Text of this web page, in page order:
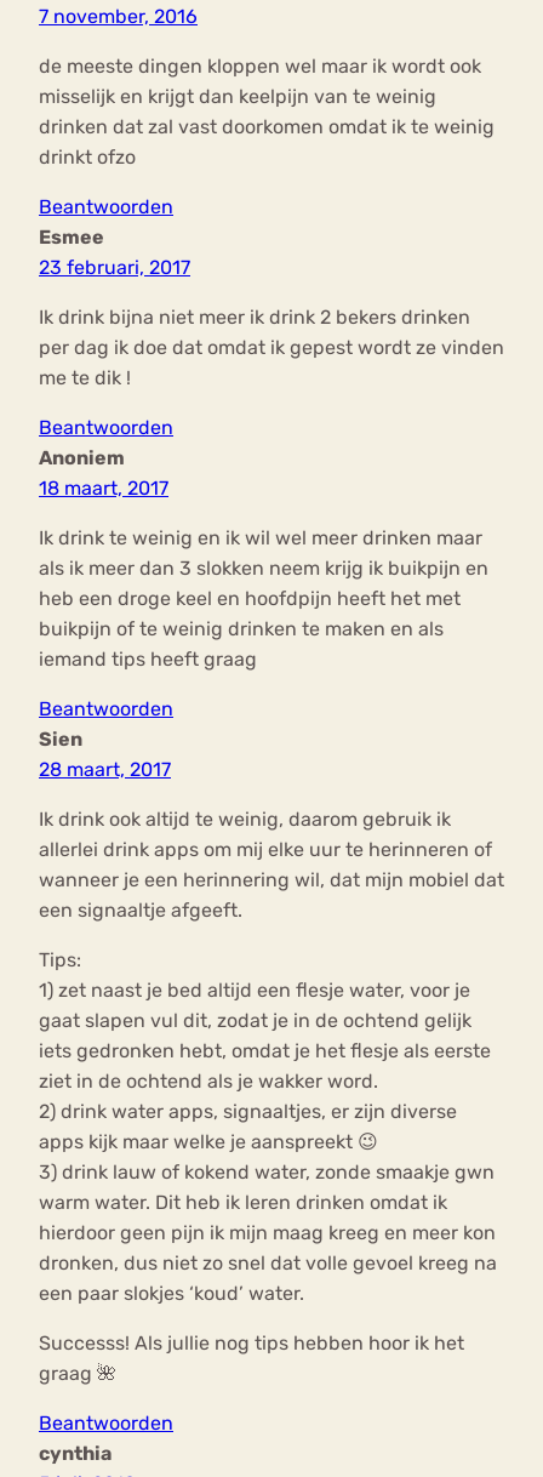
7 november, 2016
de meeste dingen kloppen wel maar ik wordt ook
misselijk en krijgt dan keelpijn van te weinig
drinken dat zal vast doorkomen omdat ik te weinig
drinkt ofzo
Beantwoorden
Esmee
23 februari, 2017
Ik drink bijna niet meer ik drink 2 bekers drinken
per dag ik doe dat omdat ik gepest wordt ze vinden
me te dik !
Beantwoorden
Anoniem
18 maart, 2017
Ik drink te weinig en ik wil wel meer drinken maar
als ik meer dan 3 slokken neem krijg ik buikpijn en
heb een droge keel en hoofdpijn heeft het met
buikpijn of te weinig drinken te maken en als
iemand tips heeft graag
Beantwoorden
Sien
28 maart, 2017
Ik drink ook altijd te weinig, daarom gebruik ik
allerlei drink apps om mij elke uur te herinneren of
wanneer je een herinnering wil, dat mijn mobiel dat
een signaaltje afgeeft.
Tips:
1) zet naast je bed altijd een flesje water, voor je
gaat slapen vul dit, zodat je in de ochtend gelijk
iets gedronken hebt, omdat je het flesje als eerste
ziet in de ochtend als je wakker word.
2) drink water apps, signaaltjes, er zijn diverse
apps kijk maar welke je aanspreekt 😉
3) drink lauw of kokend water, zonde smaakje gwn
warm water. Dit heb ik leren drinken omdat ik
hierdoor geen pijn ik mijn maag kreeg en meer kon
dronken, dus niet zo snel dat volle gevoel kreeg na
een paar slokjes ‘koud’ water.
Successs! Als jullie nog tips hebben hoor ik het
graag 🌺
Beantwoorden
cynthia